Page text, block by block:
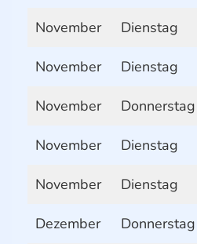
November Dienstag
November Dienstag
November Donnerstag
November Dienstag
November Dienstag
Dezember Donnerstag